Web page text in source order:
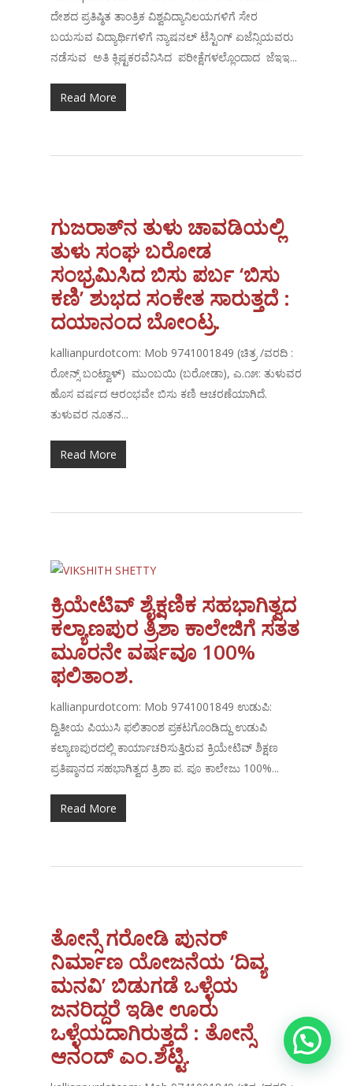
ದೇಶದ ಪ್ರತಿಷ್ಠಿತ ತಾಂತ್ರಿಕ ವಿಶ್ವವಿದ್ಯಾನಿಲಯಗಳಿಗೆ ಸೇರ
ಬಯಸುವ ವಿದ್ಯಾರ್ಥಿಗಳಿಗೆ ನ್ಯಾಷನಲ್ ಟೆಸ್ಟಿಂಗ್ ಏಜೆನ್ಸಿಯವರು
ನಡೆಸುವ ಅತಿ ಕ್ಲಿಷ್ಟಕರವೆನಿಸಿದ ಪರೀಕ್ಷೆಗಳಲ್ಲೊಂದಾದ ಜೆಇಇ...
Read More
ಗುಜರಾತ್‌ನ ತುಳು ಚಾವಡಿಯಲ್ಲಿ
ತುಳು ಸಂಘ ಬರೋಡ
ಸಂಭ್ರಮಿಸಿದ ಬಿಸು ಪರ್ಬ ‘ಬಿಸು
ಕಣಿ’ ಶುಭದ ಸಂಕೇತ ಸಾರುತ್ತದೆ :
ದಯಾನಂದ ಬೋಂಟ್ರ.
kallianpurdotcom: Mob 9741001849 (ಚಿತ್ರ /ವರದಿ :
ರೋನ್ಸ್ ಬಂಟ್ವಾಳ್) ಮುಂಬಯಿ (ಬರೋಡಾ), ಎ.೧೫: ತುಳುವರ
ಹೊಸ ವರ್ಷದ ಆರಂಭವೇ ಬಿಸು ಕಣಿ ಆಚರಣೆಯಾಗಿದೆ.
ತುಳುವರ ನೂತನ...
Read More
ಕ್ರಿಯೇಟಿವ್ ಶೈಕ್ಷಣಿಕ ಸಹಭಾಗಿತ್ವದ
ಕಲ್ಯಾಣಪುರ ತ್ರಿಶಾ ಕಾಲೇಜಿಗೆ ಸತತ
ಮೂರನೇ ವರ್ಷವೂ 100%
ಫಲಿತಾಂಶ.
kallianpurdotcom: Mob 9741001849 ಉಡುಪಿ:
ದ್ವಿತೀಯ ಪಿಯುಸಿ ಫಲಿತಾಂಶ ಪ್ರಕಟಗೊಂಡಿದ್ದು ಉಡುಪಿ
ಕಲ್ಯಾಣಪುರದಲ್ಲಿ ಕಾರ್ಯಾಚರಿಸುತ್ತಿರುವ ಕ್ರಿಯೇಟಿವ್ ಶಿಕ್ಷಣ
ಪ್ರತಿಷ್ಠಾನದ ಸಹಭಾಗಿತ್ವದ ತ್ರಿಶಾ ಪ. ಪೂ ಕಾಲೇಜು 100%...
Read More
ತೋನ್ಸೆ ಗರೋಡಿ ಪುನರ್
ನಿರ್ಮಾಣ ಯೋಜನೆಯ ‘ದಿವ್ಯ
ಮನವಿ’ ಬಿಡುಗಡೆ ಒಳ್ಳೆಯ
ಜನರಿದ್ದರೆ ಇಡೀ ಊರು
ಒಳ್ಳೆಯದಾಗಿರುತ್ತದೆ : ತೋನ್ಸೆ
ಆನಂದ್ ಎಂ.ಶೆಟ್ಟಿ.